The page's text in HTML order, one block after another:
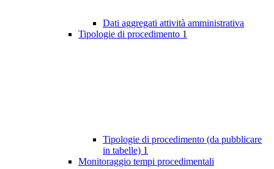
Dati aggregati attività amministrativa
Tipologie di procedimento 1
Tipologie di procedimento (da pubblicare
in tabelle) 1
Monitoraggio tempi procedimentali